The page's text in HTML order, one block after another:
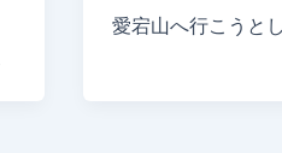
愛宕山へ行こうと